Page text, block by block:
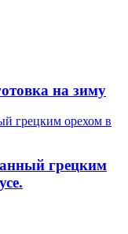
на зиму
грецким